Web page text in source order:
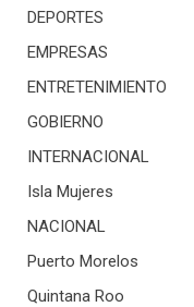
DEPORTES
EMPRESAS
ENTRETENIMIENTO
GOBIERNO
INTERNACIONAL
Isla Mujeres
NACIONAL
Puerto Morelos
Quintana Roo